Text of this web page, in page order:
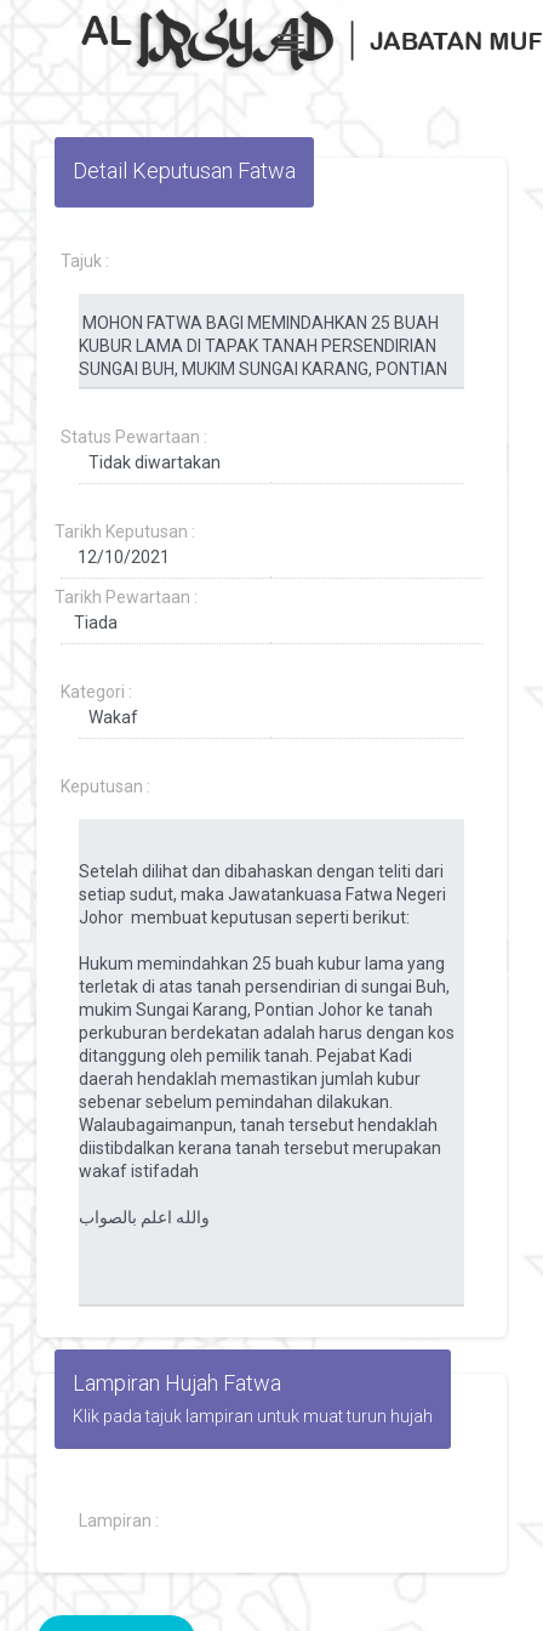
Toggle navigation
Detail Keputusan Fatwa
Tajuk :
Status Pewartaan :
Tarikh Keputusan :
Tarikh Pewartaan :
Kategori :
Keputusan :
Lampiran Hujah Fatwa
Klik pada tajuk lampiran untuk muat turun hujah
Lampiran :